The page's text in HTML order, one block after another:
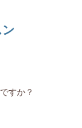
すか？